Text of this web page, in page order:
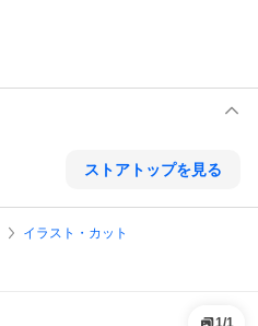
ストアトップを見る
イラスト・カット
1/1